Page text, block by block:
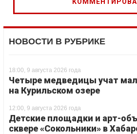
НОВОСТИ В РУБРИКЕ
18:00, 9 августа 2026 года
Четыре медведицы учат
на Курильском озере
12:00, 9 августа 2026 года
Детские площадки и арт-
сквере «Сокольники» в